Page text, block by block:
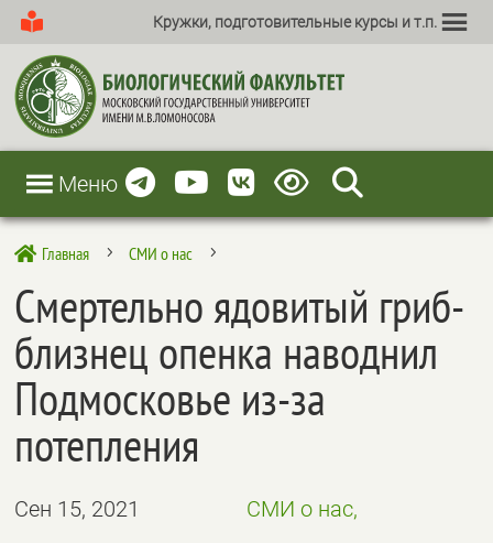
Кружки, подготовительные курсы и т.п.
Меню
 Главная 5 СМИ о нас 5
Смертельно ядовитый гриб-
близнец опенка наводнил
Подмосковье из-за
потепления
Сен 15, 2021 СМИ о нас,